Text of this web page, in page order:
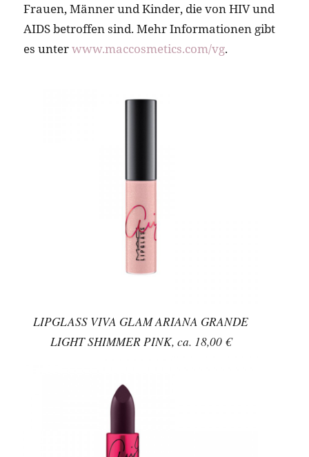
Frauen, Männer und Kinder, die von HIV und
AIDS betroffen sind. Mehr Informationen gibt
es unterwww.maccosmetics.com/vg.
LIPGLASS VIVA GLAM ARIANA GRANDE
LIGHT SHIMMER PINK, ca. 18,00 €